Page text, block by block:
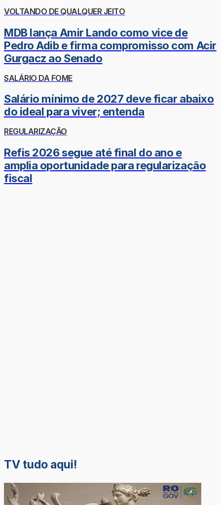
VOLTANDO DE QUALQUER JEITO
MDB lança Amir Lando como vice de
Pedro Adib e firma compromisso com Acir
Gurgacz ao Senado
SALÁRIO DA FOME
Salário mínimo de 2027 deve ficar abaixo
do ideal para viver; entenda
REGULARIZAÇÃO
Refis 2026 segue até final do ano e
amplia oportunidade para regularização
fiscal
TV tudo aqui!